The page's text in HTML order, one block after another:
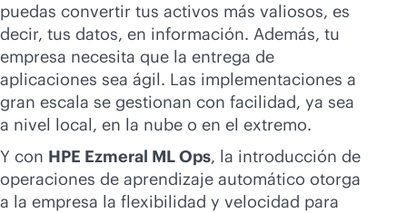
puedas convertir tus activos más valiosos, es
decir, tus datos, en información. Además, tu
empresa necesita que la entrega de
aplicaciones sea ágil. Las implementaciones a
gran escala se gestionan con facilidad, ya sea
a nivel local, en la nube o en el extremo.
Y con HPE Ezmeral ML Ops, la introducción de
operaciones de aprendizaje automático otorga
a la empresa la flexibilidad y velocidad para